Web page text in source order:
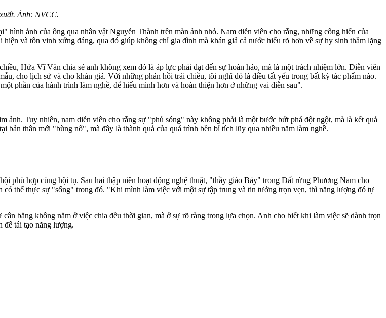
Ảnh: NVCC.
ảnh của ông qua nhân vật Nguyễn Thành trên màn ảnh nhỏ. Nam diễn viên cho rằng, những cống hiến của
và tôn vinh xứng đáng, qua đó giúp không chỉ gia đình mà khán giả cả nước hiểu rõ hơn về sự hy sinh thầm lặng
Hứa Vĩ Văn chia sẻ anh không xem đó là áp lực phải đạt đến sự hoàn hảo, mà là một trách nhiệm lớn. Diễn viên
cho lịch sử và cho khán giả. Với những phản hồi trái chiều, tôi nghĩ đó là điều tất yếu trong bất kỳ tác phẩm nào.
phần của hành trình làm nghề, để hiểu mình hơn và hoàn thiện hơn ở những vai diễn sau".
Tuy nhiên, nam diễn viên cho rằng sự "phủ sóng" này không phải là một bước bứt phá đột ngột, mà là kết quả
thân mới "bùng nổ", mà đây là thành quả của quá trình bền bỉ tích lũy qua nhiều năm làm nghề.
phù hợp cùng hội tụ. Sau hai thập niên hoạt động nghệ thuật, "thầy giáo Bảy" trong Đất rừng Phương Nam cho
có thể thực sự "sống" trong đó. "Khi mình làm việc với một sự tập trung và tin tưởng trọn vẹn, thì năng lượng đó tự
bằng không nằm ở việc chia đều thời gian, mà ở sự rõ ràng trong lựa chọn. Anh cho biết khi làm việc sẽ dành trọn
để tái tạo năng lượng.